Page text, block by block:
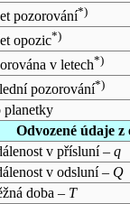
pozorování*)
opozic*)
v letech*)
pozorování*)
planetky
Odvozené údaje
v přísluní – q
v odsluní – Q
doba – T